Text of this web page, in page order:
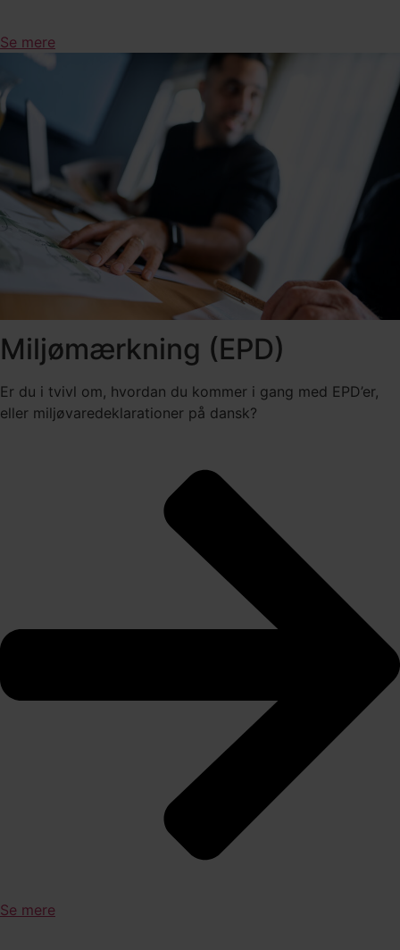
Se mere
Miljømærkning (EPD)
Er du i tvivl om, hvordan du kommer i gang med EPD’er,
eller miljøvaredeklarationer på dansk?
Se mere